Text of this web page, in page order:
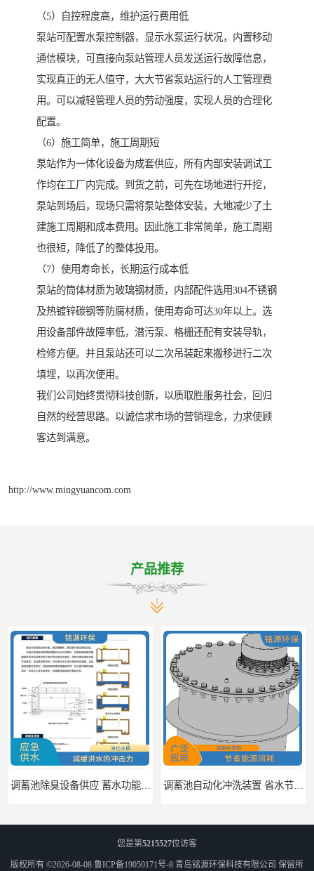
（5）自控程度高，维护运行费用低
泵站可配置水泵控制器，显示水泵运行状况，内置移动
通信模块，可直接向泵站管理人员发送运行故障信息，
实现真正的无人值守，大大节省泵站运行的人工管理费
用。可以减轻管理人员的劳动强度，实现人员的合理化
配置。
（6）施工简单，施工周期短
泵站作为一体化设备为成套供应，所有内部安装调试工
作均在工厂内完成。到货之前，可先在场地进行开挖，
泵站到场后，现场只需将泵站整体安装，大地减少了土
建施工周期和成本费用。因此施工非常简单，施工周期
也很短，降低了的整体投用。
（7）使用寿命长，长期运行成本低
泵站的筒体材质为玻璃钢材质，内部配件选用304不锈钢
及热镀锌碳钢等防腐材质，使用寿命可达30年以上。选
用设备部件故障率低，潜污泵、格栅还配有安装导轨，
检修方便。并且泵站还可以二次吊装起来搬移进行二次
填埋，以再次使用。
我们公司始终贯彻科技创新，以质取胜服务社会，回归
自然的经营思路。以诚信求市场的营销理念，力求使顾
客达到满意。
http://www.mingyuancom.com
产品推荐
调蓄池自动化冲洗装置 省水节能 提高工作效率 调蓄池冲洗阀给排水设备 节省水资源 提高工作效率
您是第5215527位访客
版权所有 ©2026-08-08 鲁ICP备19050171号-8 青岛铭源环保科技有限公司 保留所